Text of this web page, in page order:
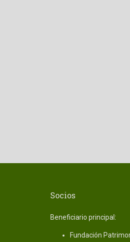
Socios
Beneficiario principal:
Fundación